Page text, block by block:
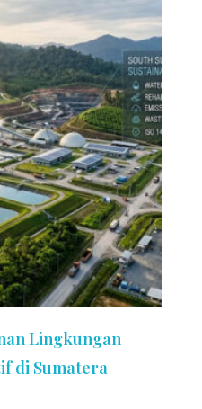
Lingkungan
di Sumatera